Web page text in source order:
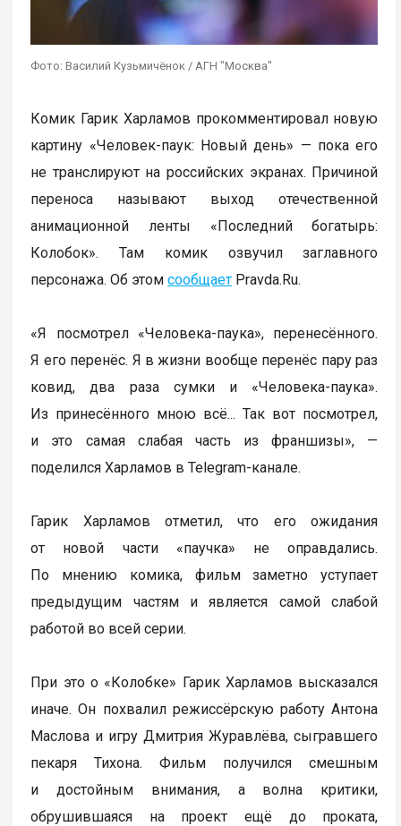
Фото: Василий Кузьмичёнок / АГН "Москва"
Комик Гарик Харламов прокомментировал новую
картину «Человек-паук: Новый день» — пока его
не транслируют на российских экранах. Причиной
переноса называют выход отечественной
анимационной ленты «Последний богатырь:
Колобок». Там комик озвучил заглавного
персонажа. Об этомсообщает Pravda.Ru.
«Я посмотрел «Человека-паука», перенесённого.
Я его перенёс. Я в жизни вообще перенёс пару раз
ковид, два раза сумки и «Человека-паука».
Из принесённого мною всё... Так вот посмотрел,
и это самая слабая часть из франшизы», —
поделился Харламов в Telegram-канале.
Гарик Харламов отметил, что его ожидания
от новой части «паучка» не оправдались.
По мнению комика, фильм заметно уступает
предыдущим частям и является самой слабой
работой во всей серии.
При это о «Колобке» Гарик Харламов высказался
иначе. Он похвалил режиссёрскую работу Антона
Маслова и игру Дмитрия Журавлёва, сыгравшего
пекаря Тихона. Фильм получился смешным
и достойным внимания, а волна критики,
обрушившаяся на проект ещё до проката,